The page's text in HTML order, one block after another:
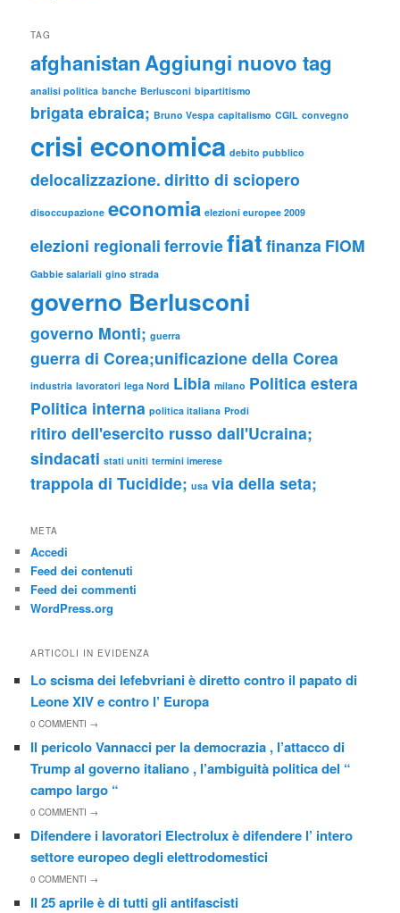
TAG
afghanistanAggiungi nuovo tag
analisi politica banche Berlusconi bipartitismo
brigata ebraica; Bruno Vespa capitalismo CGIL convegno
crisi economica debito pubblico
delocalizzazione. diritto di sciopero
disoccupazione economia elezioni europee 2009
elezioni regionali ferroviefiat finanza FIOM
Gabbie salariali gino strada
governo Berlusconi
governo Monti; guerra
guerra di Corea;unificazione della Corea
industria lavoratori lega Nord Libia milano Politica estera
Politica interna politica italiana Prodi
ritiro dell'esercito russo dall'Ucraina;
sindacati stati uniti termini imerese
trappola di Tucidide; usa via della seta;
META
Accedi
Feed dei contenuti
Feed dei commenti
WordPress.org
ARTICOLI IN EVIDENZA
Lo scisma dei lefebvriani è diretto contro il papato di
Leone XIV e contro l’ Europa
0COMMENTI →
Il pericolo Vannacci per la democrazia , l’attacco di
Trump al governo italiano , l’ambiguità politica del “
campo largo “
0COMMENTI →
Difendere i lavoratori Electrolux è difendere l’ intero
settore europeo degli elettrodomestici
0COMMENTI →
Il 25 aprile è di tutti gli antifascisti